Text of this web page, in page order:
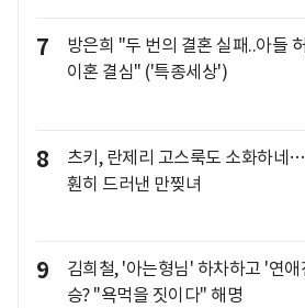
7
방은희 "두 번의 결혼 실패..아들
이혼 결심" ('특종세상')
8
츠키, 란제리 고스룩도 소화하네
훤히 드러낸 만찢녀
9
김희철, '아는형님' 하차하고 '연
승? "욕먹을 짓이다" 해명